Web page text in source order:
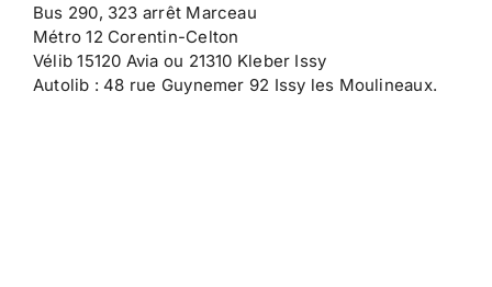
Bus 290, 323 arrêt Marceau
Métro 12 Corentin-Celton
Vélib 15120 Avia ou 21310 Kleber Issy
Autolib : 48 rue Guynemer 92 Issy les Moulineaux.